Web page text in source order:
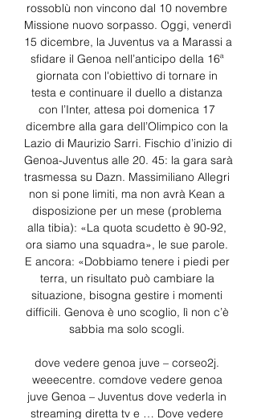
rossoblù non vincono dal 10 novembre
Missione nuovo sorpasso. Oggi, venerdì
15 dicembre, la Juventus va a Marassi a
sfidare il Genoa nell’anticipo della 16ª
giornata con l'obiettivo di tornare in
testa e continuare il duello a distanza
con l’Inter, attesa poi domenica 17
dicembre alla gara dell’Olimpico con la
Lazio di Maurizio Sarri. Fischio d’inizio di
Genoa-Juventus alle 20. 45: la gara sarà
trasmessa su Dazn. Massimiliano Allegri
non si pone limiti, ma non avrà Kean a
disposizione per un mese (problema
alla tibia): «La quota scudetto è 90-92,
ora siamo una squadra», le sue parole.
E ancora: «Dobbiamo tenere i piedi per
terra, un risultato può cambiare la
situazione, bisogna gestire i momenti
difficili. Genova è uno scoglio, lì non c’è
sabbia ma solo scogli.
dove vedere genoa juve – corseo2j.
weeecentre. comdove vedere genoa
juve Genoa – Juventus dove vederla in
streaming diretta tv e … Dove vedere